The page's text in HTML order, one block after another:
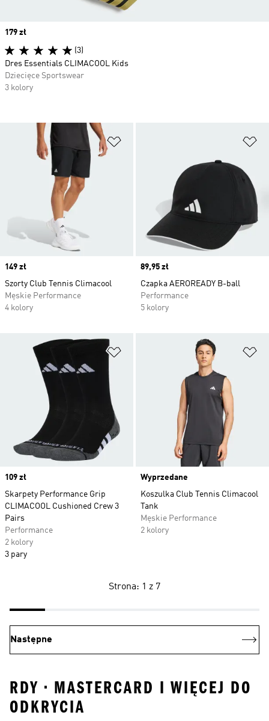
Price
149 zł
Szorty Club Tennis Climacool
Męskie Performance
4 kolory
Price
89,95 zł
Czapka AEROREADY B-ball
Performance
5 kolory
Dodaj do listy życzeń
Price
109 zł
Skarpety Performance Grip
CLIMACOOL Cushioned Crew 3
Pairs
Performance
2 kolory
3 pary
Wyprzedane
Koszulka Club Tennis Climacool
Tank
Męskie Performance
2 kolory
Price
179 zł
(3)
Dres Essentials CLIMACOOL Kids
Dziecięce Sportswear
3 kolory
Strona: 1 z 7
Następne
RDY • MASTERCARD I WIĘCEJ DO
ODKRYCIA